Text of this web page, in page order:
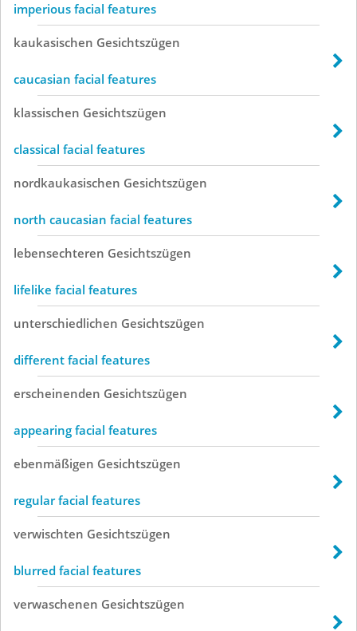
imperious facial features
kaukasischen Gesichtszügen
caucasian facial features
klassischen Gesichtszügen
classical facial features
nordkaukasischen Gesichtszügen
north caucasian facial features
lebensechteren Gesichtszügen
lifelike facial features
unterschiedlichen Gesichtszügen
different facial features
erscheinenden Gesichtszügen
appearing facial features
ebenmäßigen Gesichtszügen
regular facial features
verwischten Gesichtszügen
blurred facial features
verwaschenen Gesichtszügen